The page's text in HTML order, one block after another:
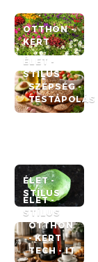
OTTHON -
KERT
ÉLET -
STÍLUS
SZÉPSÉG -
TESTÁPOLÁS
ÉLET -
STÍLUS
ÉLET -
STÍLUS
OTTHON
- KERT
TECH - IT